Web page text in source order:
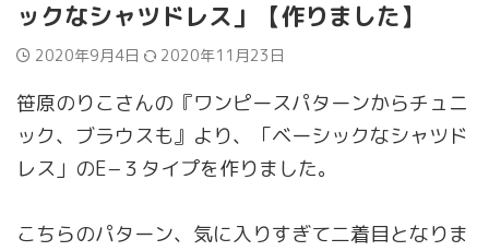
ックなシャツドレス」【作りました】
2020年9月4日 2020年11月23日
笹原のりこさんの『ワンピースパターンからチュニ
ック、ブラウスも』より、「ベーシックなシャツド
レス」のE−３タイプを作りました。
こちらのパターン、気に入りすぎて二着目となりま